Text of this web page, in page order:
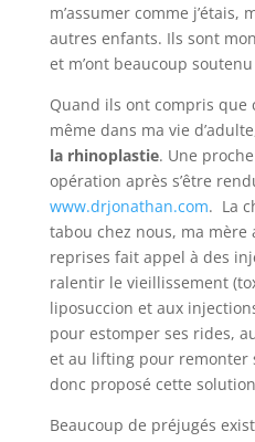
m’assumer comme j’étais,
autres enfants. Ils sont
et m’ont beaucoup
Quand ils ont compris que
même dans ma vie
la rhinoplastie. Une
opération après s’être
www.drjonathan.com. La
tabou chez nous, ma mère
reprises fait appel à des
ralentir le vieillissement
liposuccion et aux
pour estomper ses rides,
et au lifting pour remonter
donc proposé cette
Beaucoup de préjugés